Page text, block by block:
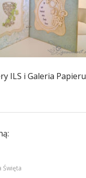
ILS i Galeria Papieru
Święta